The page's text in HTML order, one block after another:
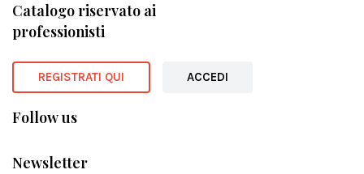
Catalogo riservato ai
professionisti
REGISTRATI QUI ACCEDI
Follow us
Newsletter